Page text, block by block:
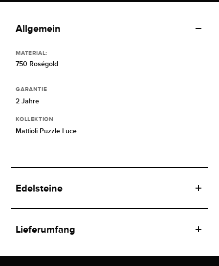
Allgemein
MATERIAL:
750 Roségold
GARANTIE
2 Jahre
KOLLEKTION
Mattioli Puzzle Luce
Edelsteine
Lieferumfang